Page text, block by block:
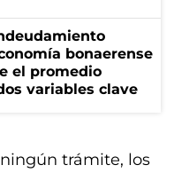
bonaerense
el promedio
variables clave
trámite, los